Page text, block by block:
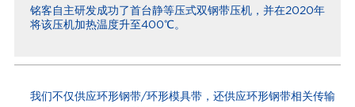
铭客自主研发成功了首台静等压式双钢带压机，并在2020年
将该压机加热温度升至400℃。
我们不仅供应环形钢带/环形模具带，还供应环形钢带相关传输